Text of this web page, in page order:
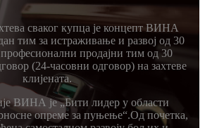
сваког купца је концепт ВИНА
тим за истраживање и развој од 30
професионални продајни тим од 30
(24-часовни одговор) на захтеве
клијената.
ВИНА је „Бити лидер у области
опреме за пуњење“.Од почетка,